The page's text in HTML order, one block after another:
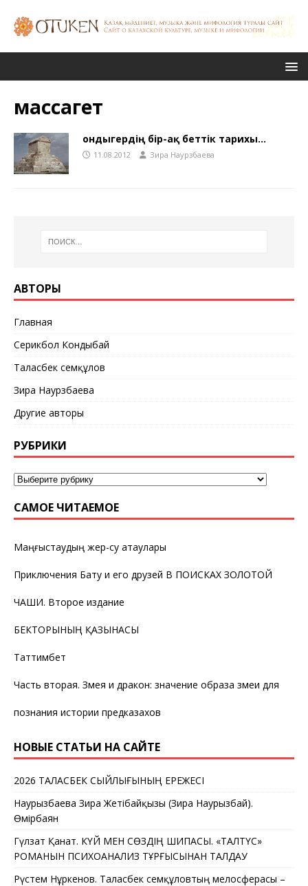
массагет
Қондыгердің бір-ақ беттік тарихы…
11.08.2012 Зира Наурзбаева
АВТОРЫ
Главная
Серикбол Кондыбай
Таласбек Әсемқұлов
Зира Наурзбаева
Другие авторы
РУБРИКИ
САМОЕ ЧИТАЕМОЕ
Маңғыстаудың жер-су атаулары
Приключения Бату и его друзей В ПОИСКАХ ЗОЛОТОЙ
ЧАШИ. Второе издание
БЕКТОРЫНЫҢ ҚАЗЫНАСЫ
Таттимбет
Часть вторая. Змея и дракон: значение образа змеи для
познания истории предказахов
НОВЫЕ СТАТЬИ НА САЙТЕ
2026 ТАЛАСБЕК СЫЙЛЫҒЫНЫҢ ЕРЕЖЕСІ
Наурызбаева Зира Жетібайқызы (Зира Наурызбай).
Өмірбаян
Гүлзат Қанат. КҮЙ МЕН СӨЗДІҢ ШИПАСЫ. «ТАЛТҮС»
РОМАНЫН ПСИХОАНАЛИЗ ТҰРҒЫСЫНАН ТАЛДАУ
Рүстем Нұркенов. Таласбек Әсемқұловтың мелосферасы –